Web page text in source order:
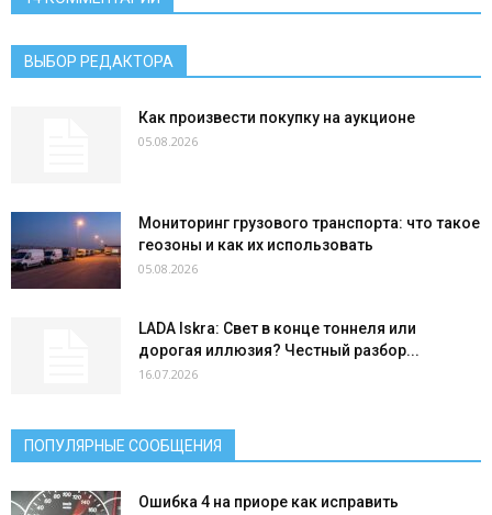
ВЫБОР РЕДАКТОРА
Как произвести покупку на аукционе
05.08.2026
Мониторинг грузового транспорта: что такое
геозоны и как их использовать
05.08.2026
LADA Iskra: Свет в конце тоннеля или
дорогая иллюзия? Честный разбор...
16.07.2026
ПОПУЛЯРНЫЕ СООБЩЕНИЯ
Ошибка 4 на приоре как исправить